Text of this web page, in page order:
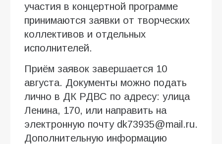
участия в концертной программе
принимаются заявки от творческих
коллективов и отдельных
исполнителей.
Приём заявок завершается 10
августа. Документы можно подать
лично в ДК РДВС по адресу: улица
Ленина, 170, или направить на
электронную почту dk73935@mail.ru.
Дополнительную информацию